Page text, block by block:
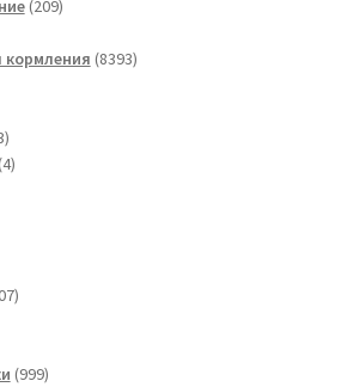
209209
83938393
3
товара
44
107
999999